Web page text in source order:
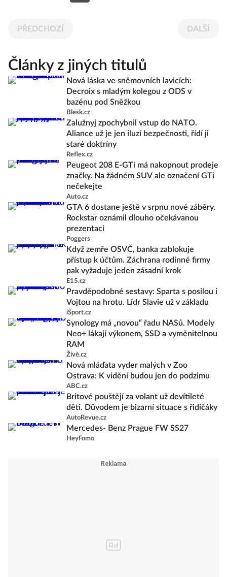
PŘEDCHOZÍ DALŠÍ
Články z jiných titulů
Nová láska ve sněmovních lavicích:
Decroix s mladým kolegou z ODS v
bazénu pod Sněžkou
Blesk.cz
Zalužnyj zpochybnil vstup do NATO.
Aliance už je jen iluzí bezpečnosti, řídí ji
staré doktríny
Reflex.cz
Peugeot 208 E-GTi má nakopnout prodeje
značky. Na žádném SUV ale označení GTi
nečekejte
Auto.cz
GTA 6 dostane ještě v srpnu nové záběry.
Rockstar oznámil dlouho očekávanou
prezentaci
Poggers
Když zemře OSVČ, banka zablokuje
přístup k účtům. Záchrana rodinné firmy
pak vyžaduje jeden zásadní krok
E15.cz
Pravděpodobné sestavy: Sparta s posilou i
Vojtou na hrotu. Lídr Slavie už v základu
iSport.cz
Synology má „novou“ řadu NASů. Modely
Neo+ lákají výkonem, SSD a vyměnitelnou
RAM
Živě.cz
Nová mláďata vyder malých v Zoo
Ostrava: K vidění budou jen do podzimu
ABC.cz
Britové pouštějí za volant už devítileté
děti. Důvodem je bizarní situace s řidičáky
AutoRevue.cz
Mercedes- Benz Prague FW SS27
HeyFomo